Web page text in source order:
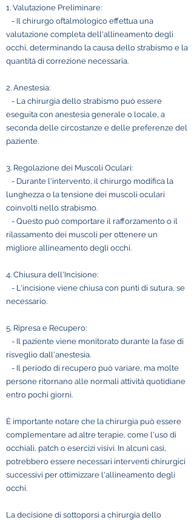
1. Valutazione Preliminare:
- Il chirurgo oftalmologico effettua una
valutazione completa dell'allineamento degli
occhi, determinando la causa dello strabismo e la
quantità di correzione necessaria.
2. Anestesia:
- La chirurgia dello strabismo può essere
eseguita con anestesia generale o locale, a
seconda delle circostanze e delle preferenze del
paziente.
3. Regolazione dei Muscoli Oculari:
- Durante l'intervento, il chirurgo modifica la
lunghezza o la tensione dei muscoli oculari
coinvolti nello strabismo.
- Questo può comportare il rafforzamento o il
rilassamento dei muscoli per ottenere un
migliore allineamento degli occhi.
4. Chiusura dell'Incisione:
- L'incisione viene chiusa con punti di sutura, se
necessario.
5. Ripresa e Recupero:
- Il paziente viene monitorato durante la fase di
risveglio dall'anestesia.
- Il periodo di recupero può variare, ma molte
persone ritornano alle normali attività quotidiane
entro pochi giorni.
È importante notare che la chirurgia può essere
complementare ad altre terapie, come l'uso di
occhiali, patch o esercizi visivi. In alcuni casi,
potrebbero essere necessari interventi chirurgici
successivi per ottimizzare l'allineamento degli
occhi.
La decisione di sottoporsi a chirurgia dello